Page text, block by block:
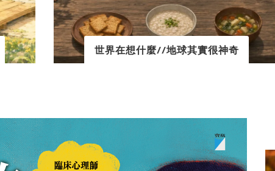
世界在想什麼//地球其實很神奇